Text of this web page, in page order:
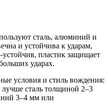
сталь, алюминий и
и устойчива к ударам,
пластик защищает
ударах.
условия и стиль вождения:
лучше сталь толщиной 2–3
3–4 мм или